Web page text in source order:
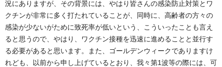
況にありますが、その背景には、やはり皆さんの感染防止対策とワ
クチンが非常に多く打たれていることが、同時に、高齢者の方々の
感染が少ないがために致死率が低いという、こういったことも言え
ると思うので、やはり、ワクチン接種を迅速に進めることと並行す
る必要があると思います。また、ゴールデンウィークでありますけ
れども、以前から申し上げているとおり、我々第1波等の際には、可